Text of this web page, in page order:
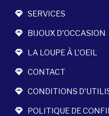
SERVICES
BIJOUX D'OCCASION
LA LOUPE À L'OEIL
CONTACT
CONDITIONS
POLITIQUE DE